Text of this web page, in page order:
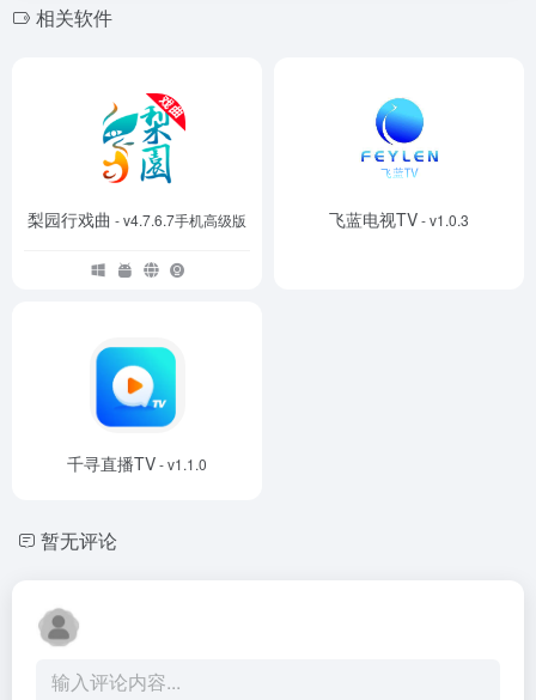
相关软件
梨园行戏曲 - v4.7.6.7手机高级版 飞蓝电视TV- v1.0.3
千寻直播TV- v1.1.0
暂无评论